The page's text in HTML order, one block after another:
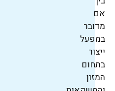
אם
מדובר
במפעל
ייצור
בתחום
המזון